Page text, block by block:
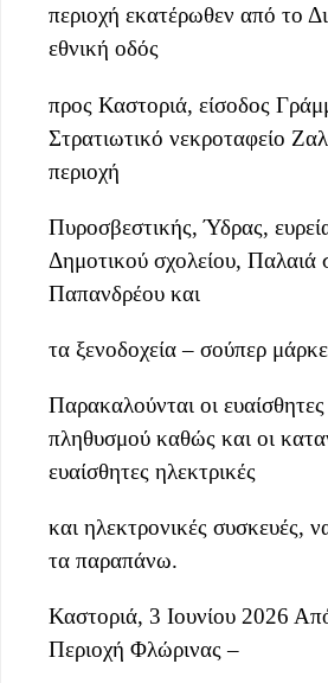
περιοχή εκατέρωθεν από το
εθνική οδός
προς Καστοριά, είσοδος
Στρατιωτικό νεκροταφείο
περιοχή
Πυροσβεστικής, Ύδρας,
Δημοτικού σχολείου, Παλαιά
Παπανδρέου και
τα ξενοδοχεία – σούπερ
Παρακαλούνται οι
πληθυσμού καθώς και οι
ευαίσθητες ηλεκτρικές
και ηλεκτρονικές συσκευές,
τα παραπάνω.
Καστοριά, 3 Ιουνίου 2026
Περιοχή Φλώρινας –